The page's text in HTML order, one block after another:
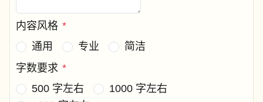
内容风格 *
通用
专业
简洁
字数要求 *
500 字左右
1000 字左右